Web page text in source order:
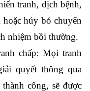
tranh, dịch bệnh,
hủy bỏ chuyến
nhiệm bồi thường.
chấp: Mọi tranh
quyết thông qua
công, sẽ được